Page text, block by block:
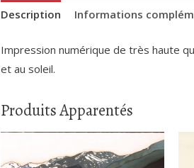
Description Informations
Impression numérique de très haute
et au soleil.
Produits Apparentés